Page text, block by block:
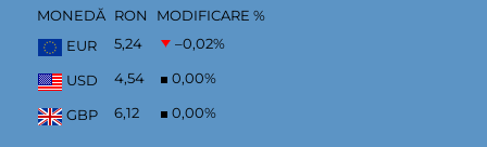
MONEDĂ RON
MODIFICARE %
EUR
5,24 –0,02%
USD 4,54 0,00%
GBP 6,12 0,00%